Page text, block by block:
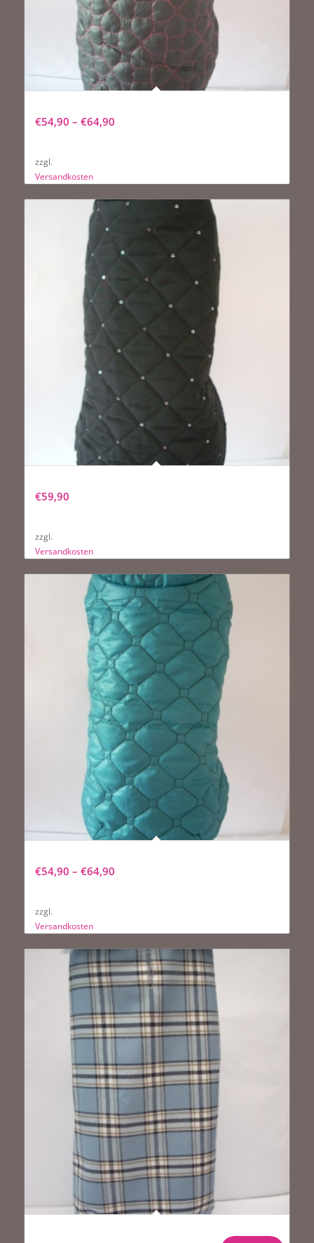
€54,90 – €64,90
zzgl.
Versandkosten
€59,90
zzgl.
Versandkosten
€54,90 – €64,90
zzgl.
Versandkosten